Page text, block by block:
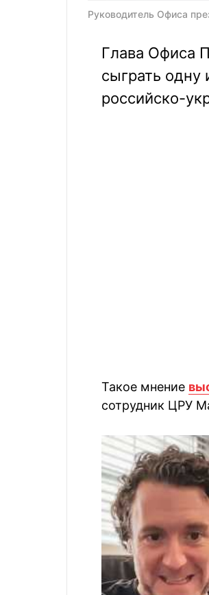
Руководитель Офиса
Глава Офиса
сыграть одну
российско-
Такое мнение
сотрудник ЦРУ